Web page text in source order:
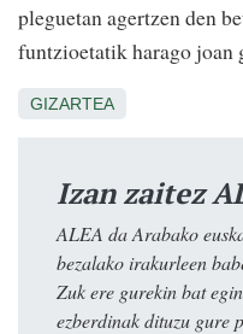
pleguetan agertzen den
funtzioetatik harago joan
GIZARTEA
Izan zaitez
ALEA da Arabako
bezalako irakurleen
Zuk ere gurekin bat
ezberdinak dituzu gure